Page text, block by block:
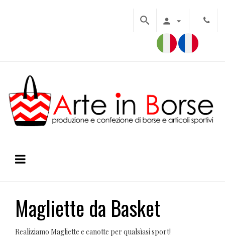
 

Magliette da Basket
Realiziamo Magliette e canotte per qualsìasi sport!